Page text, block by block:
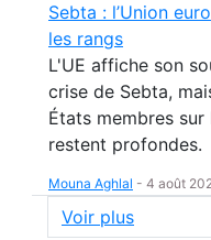
Sebta : l’Union
les rangs
L'UE affiche son
crise de Sebta,
États membres
restent profondes.
Mouna Aghlal - 4 août
Voir plus